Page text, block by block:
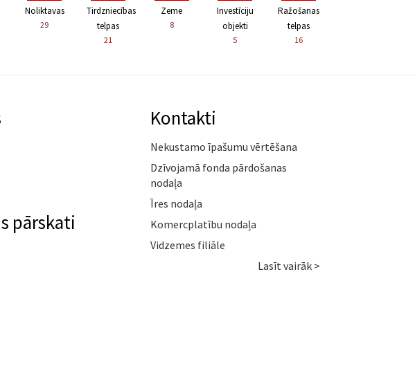
Noliktavas
29
Tirdzniecības
telpas
21
Zeme
8
Investīciju
objekti
5
Ražošanas
telpas
16
pārskati
Kontakti
Nekustamo īpašumu vērtēšana
Dzīvojamā fonda pārdošanas
nodaļa
Īres nodaļa
Komercplatību nodaļa
Vidzemes filiāle
Lasīt vairāk >